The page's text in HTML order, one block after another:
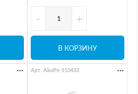
- +
В КОРЗИНУ
Арт. AkuPe-153433